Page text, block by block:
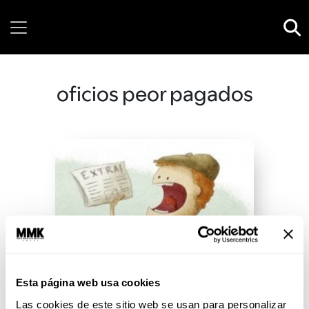
Esta página web usa cookies
Las cookies de este sitio web se usan para personalizar
oficios peor pagados